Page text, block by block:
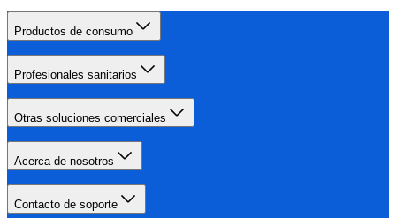
Productos de consumo
Profesionales sanitarios
Otras soluciones comerciales
Acerca de nosotros
Contacto de soporte